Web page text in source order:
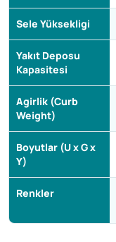
Sele Yüksekligi
Yakıt Deposu
Kapasitesi
Agirlik (Curb
Weight)
Boyutlar (U x G x
Y)
Renkler